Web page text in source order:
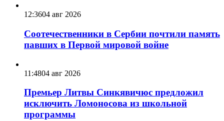
12:3604 авг 2026
Соотечественники в Сербии почтили память
павших в Первой мировой войне
11:4804 авг 2026
Премьер Литвы Синкявичюс предложил
исключить Ломоносова из школьной
программы